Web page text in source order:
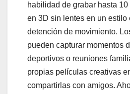
habilidad de grabar hasta
en 3D sin lentes en un estilo
detención de movimiento.
pueden capturar momentos
deportivos o reuniones
propias películas creativas
compartirlas con amigos.